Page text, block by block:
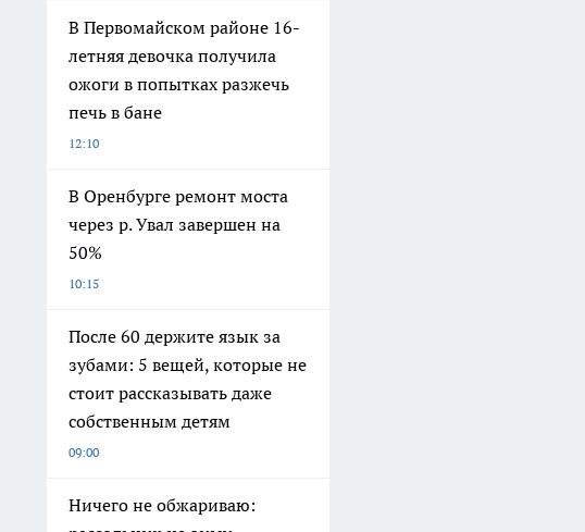
В Первомайском районе 16-
летняя девочка получила
ожоги в попытках разжечь
печь в бане
12:10
В Оренбурге ремонт моста
через р. Увал завершен на
50%
10:15
После 60 держите язык за
зубами: 5 вещей, которые не
стоит рассказывать даже
собственным детям
09:00
Ничего не обжариваю: